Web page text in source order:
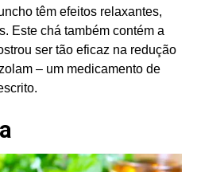
têm efeitos relaxantes,
Este chá também contém a
ser tão eficaz na redução
– um medicamento de